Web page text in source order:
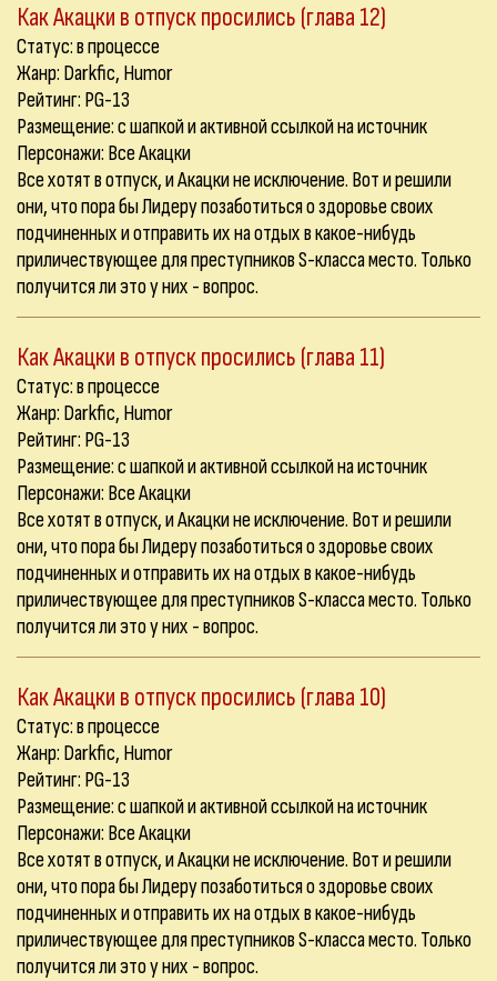
Как Акацки в отпуск просились (глава 12)
Статус: в процессе
Жанр: Darkfic, Humor
Рейтинг: PG-13
Размещение: с шапкой и активной ссылкой на источник
Персонажи: Все Акацки
Все хотят в отпуск, и Акацки не исключение. Вот и решили
они, что пора бы Лидеру позаботиться о здоровье своих
подчиненных и отправить их на отдых в какое-нибудь
приличествующее для преступников S-класса место. Только
получится ли это у них - вопрос.
Как Акацки в отпуск просились (глава 11)
Статус: в процессе
Жанр: Darkfic, Humor
Рейтинг: PG-13
Размещение: с шапкой и активной ссылкой на источник
Персонажи: Все Акацки
Все хотят в отпуск, и Акацки не исключение. Вот и решили
они, что пора бы Лидеру позаботиться о здоровье своих
подчиненных и отправить их на отдых в какое-нибудь
приличествующее для преступников S-класса место. Только
получится ли это у них - вопрос.
Как Акацки в отпуск просились (глава 10)
Статус: в процессе
Жанр: Darkfic, Humor
Рейтинг: PG-13
Размещение: с шапкой и активной ссылкой на источник
Персонажи: Все Акацки
Все хотят в отпуск, и Акацки не исключение. Вот и решили
они, что пора бы Лидеру позаботиться о здоровье своих
подчиненных и отправить их на отдых в какое-нибудь
приличествующее для преступников S-класса место. Только
получится ли это у них - вопрос.